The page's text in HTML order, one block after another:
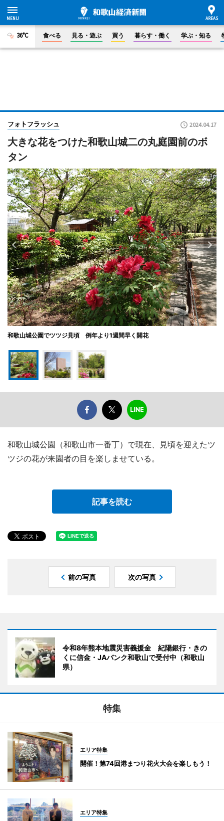
36°C 食べる 見る・遊ぶ 買う 暮らす・働く 学ぶ・知る
フォトフラッシュ 2024.04.17
大きな花をつけた和歌山城二の丸庭園前のボ
タン
和歌山城公園でツツジ見頃 例年より1週間早く開花
和歌山城公園（和歌山市一番丁）で現在、見頃を迎えたツ
ツジの花が来園者の目を楽しませている。
記事を読む
前の写真 次の写真
令和8年熊本地震災害義援金 紀陽銀行・きの
くに信金・JAバンク和歌山で受付中（和歌山
県）
特集
エリア特集
開催！第74回港まつり花火大会を楽しもう！
エリア特集